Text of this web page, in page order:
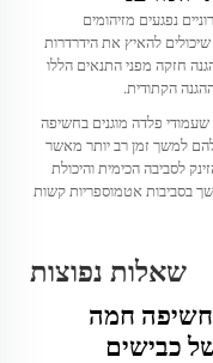
נפגעים מזיהומים
להאיץ את הידרדרות
חזקה מפני התנאים הללו
הקתודית.
פלדה מוגנים בחשיפה
למשך זמן רב יותר מאשר
לסביבה הכימית והיכולת
בסביבות אטמוספריות קשות
שאלות נפוצות
חמה
כבישים